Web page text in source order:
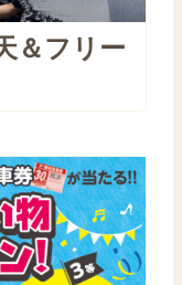
＆フリー